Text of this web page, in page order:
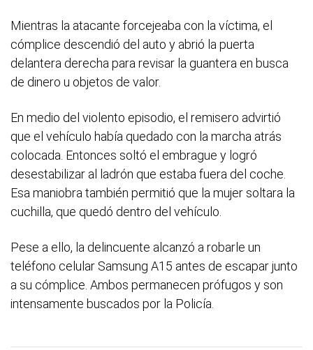
Mientras la atacante forcejeaba con la víctima, el
cómplice descendió del auto y abrió la puerta
delantera derecha para revisar la guantera en busca
de dinero u objetos de valor.
En medio del violento episodio, el remisero advirtió
que el vehículo había quedado con la marcha atrás
colocada. Entonces soltó el embrague y logró
desestabilizar al ladrón que estaba fuera del coche.
Esa maniobra también permitió que la mujer soltara la
cuchilla, que quedó dentro del vehículo.
Pese a ello, la delincuente alcanzó a robarle un
teléfono celular Samsung A15 antes de escapar junto
a su cómplice. Ambos permanecen prófugos y son
intensamente buscados por la Policía.